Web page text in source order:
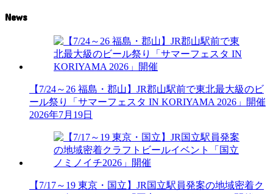
News
【7/24～26 福島・郡山】JR郡山駅前で東北最大級のビ
ール祭り「サマーフェスタ IN KORIYAMA 2026」開催
2026年7月19日
【7/17～19 東京・国立】JR国立駅員発案の地域密着ク